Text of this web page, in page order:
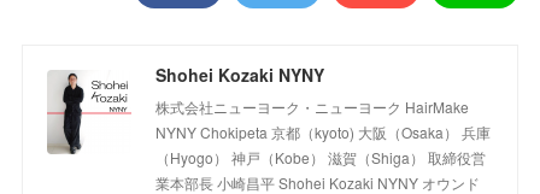
Shohei Kozaki NYNY
株式会社ニューヨーク・ニューヨーク HairMake
NYNY Chokipeta 京都（kyoto) 大阪（Osaka） 兵庫
（Hyogo） 神戸（Kobe） 滋賀（Shiga） 取締役営
業本部長 小崎昌平 Shohei Kozaki NYNY オウンド